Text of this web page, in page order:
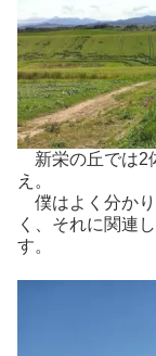
新栄の丘では2
え。
僕はよく分かり
く、それに関連
す。